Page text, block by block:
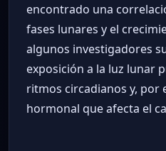
encontrado una
fases lunares y el
algunos investigadores
exposición a la luz lunar
ritmos circadianos y, por
hormonal que afecta el